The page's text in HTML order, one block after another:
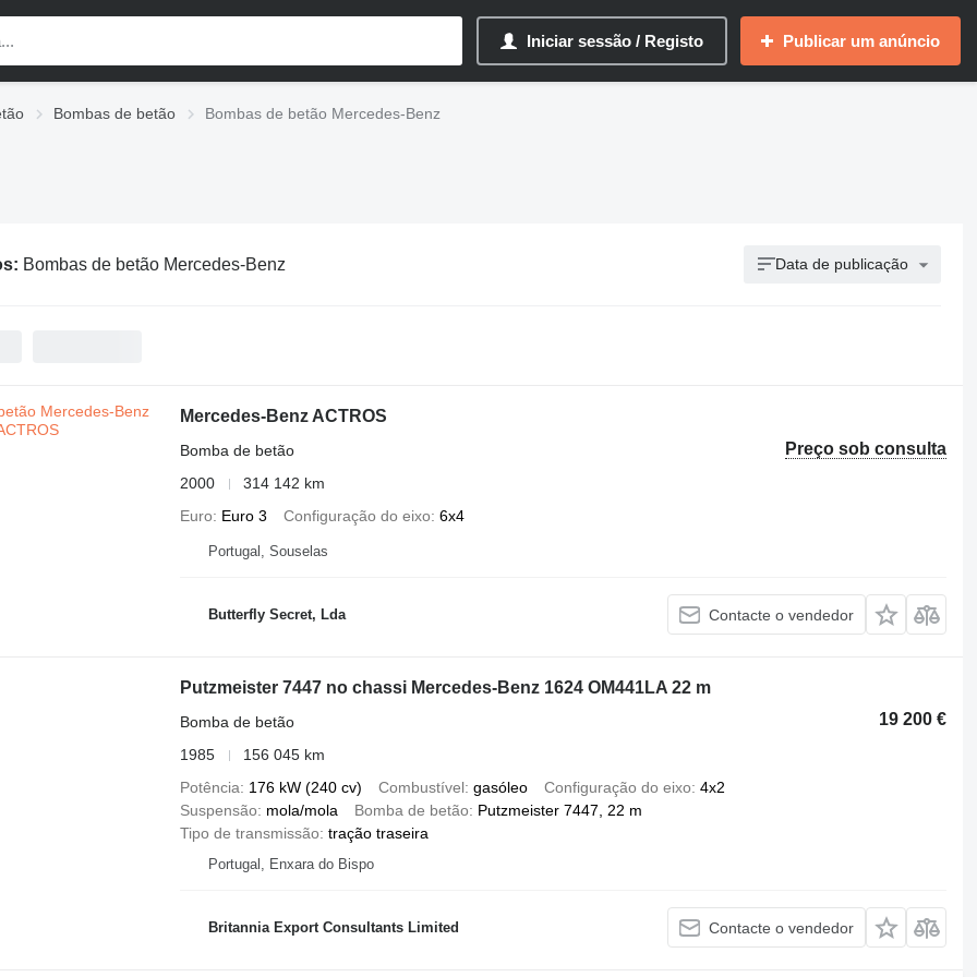
Iniciar sessão / Registo Publicar um anúncio
Bombas de betão Bombas de betão Mercedes-Benz
Bombas de betão Mercedes-Benz Data de publicação
Mercedes-Benz ACTROS
Preço sob consulta
Bomba de betão
2000
314 142 km
Euro
Euro 3 Configuração do eixo 6x4
Portugal, Souselas
Butterfly Secret, Lda Contacte o vendedor
Putzmeister 7447 no chassi Mercedes-Benz 1624 OM441LA 22 m
19 200 €
Bomba de betão
1985
156 045 km
Potência
176 kW (240 cv) Combustível gasóleo Configuração do eixo 4x2
Suspensão
mola/mola Bomba de betão
Putzmeister 7447, 22 m
Tipo de transmissão tração traseira
Portugal, Enxara do Bispo
Britannia Export Consultants Limited Contacte o vendedor